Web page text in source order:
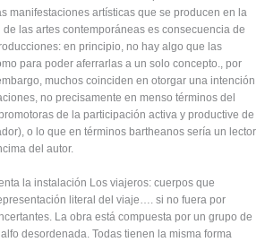
manifestaciones artísticas que se producen en la
las artes contemporáneas es consecuencia de
en principio, no hay algo que las
para poder aferrarlas a un solo concepto., por
muchos coinciden en otorgar una intención
no precisamente en menso términos del
de la participación activa y productive de
o lo que en términos bartheanos sería un lector
del autor.
la instalación Los viajeros: cuerpos que
literal del viaje…. si no fuera por
La obra está compuesta por un grupo de
desordenada. Todas tienen la misma forma